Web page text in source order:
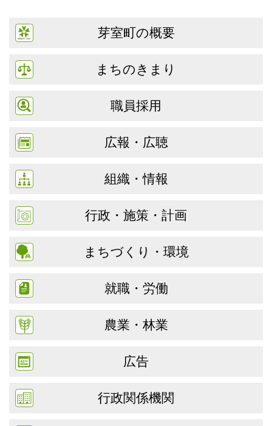
芽室町の概要
まちのきまり
職員採用
広報・広聴
組織・情報
行政・施策・計画
まちづくり・環境
就職・労働
農業・林業
広告
行政関係機関